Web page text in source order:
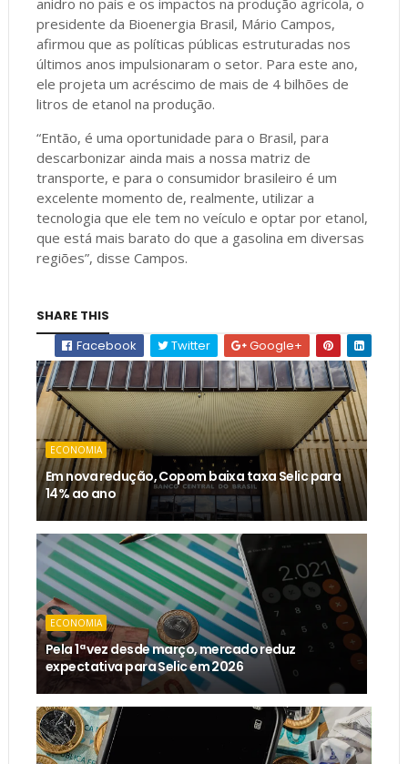
anidro no país e os impactos na produção agrícola, o
presidente da Bioenergia Brasil, Mário Campos,
afirmou que as políticas públicas estruturadas nos
últimos anos impulsionaram o setor. Para este ano,
ele projeta um acréscimo de mais de 4 bilhões de
litros de etanol na produção.
“Então, é uma oportunidade para o Brasil, para
descarbonizar ainda mais a nossa matriz de
transporte, e para o consumidor brasileiro é um
excelente momento de, realmente, utilizar a
tecnologia que ele tem no veículo e optar por etanol,
que está mais barato do que a gasolina em diversas
regiões”, disse Campos.
SHARE THIS
Facebook
Twitter Google+
ECONOMIA
Em nova redução, Copom baixa taxa Selic para
14% ao ano
ECONOMIA
Pela 1ª vez desde março, mercado reduz
expectativa para Selic em 2026